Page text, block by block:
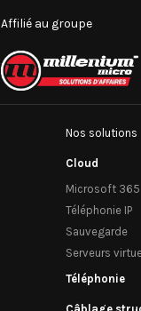
Affilié au groupe
Nos solutions
Cloud
Microsoft 365
Téléphonie IP
Sauvegarde
Serveurs
Téléphonie